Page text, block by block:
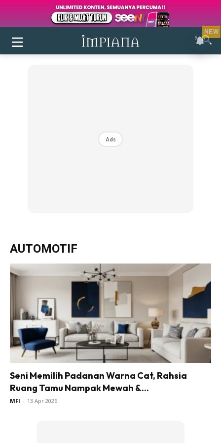
Ruang Tamu
Interior Design
DIY
Bilik Air
Bilik Tidur
Dapur
Ruang Makan
Make Over
Bilik Air
Bilik Tidur
Ads
AUTOMOTIF
Seni Memilih Padanan Warna Cat, Rahsia
Ruang Tamu Nampak Mewah &...
MFI - 13 Apr 2026
NEW